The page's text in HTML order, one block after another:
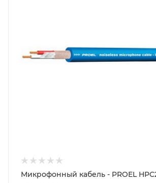
Микрофонный кабель - PROEL